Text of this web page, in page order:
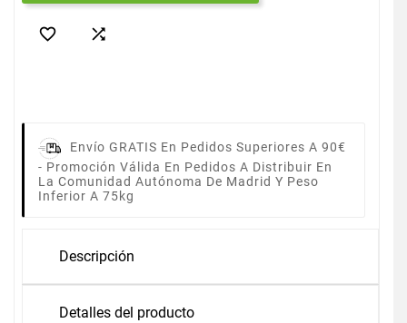
 
Envío GRATIS En Pedidos Superiores A 90€
- Promoción Válida En Pedidos A Distribuir En
La Comunidad Autónoma De Madrid Y Peso
Inferior A 75kg
Descripción
Detalles del producto